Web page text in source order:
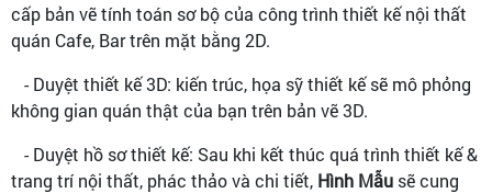
cấp bản vẽ tính toán sơ bộ của công trình thiết kế nội thất
quán Cafe, Bar trên mặt bằng 2D.
- Duyệt thiết kế 3D: kiến trúc, họa sỹ thiết kế sẽ mô phỏng
không gian quán thật của bạn trên bản vẽ 3D.
- Duyệt hồ sơ thiết kế: Sau khi kết thúc quá trình thiết kế &
trang trí nội thất, phác thảo và chi tiết, Hình Mẫu sẽ cung